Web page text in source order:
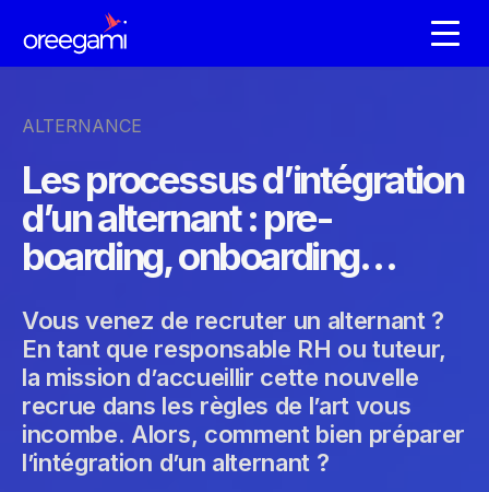
ALTERNANCE
Les processus d’intégration
d’un alternant : pre-
boarding, onboarding…
Vous venez de recruter un alternant ?
En tant que responsable RH ou tuteur,
la mission d’accueillir cette nouvelle
recrue dans les règles de l’art vous
incombe. Alors, comment bien préparer
l’intégration d’un alternant ?